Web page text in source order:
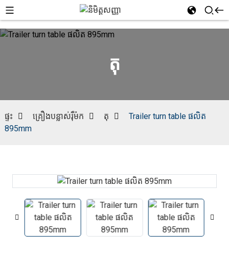
តុ
ផ្ទះ គ្រឿងបន្លាស់រ៉ឺម៉ក តុ
Trailer turn table ផលិត
895mm